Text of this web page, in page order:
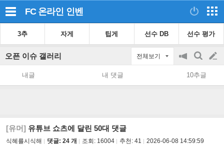
FC 온라인 인벤
3추 자게 팁게 선수 DB 선수 평가
오픈 이슈 갤러리 전체보기
공
지
on/off
검
색
글
쓰
내글 내 댓글 10추글
[유머] 유튜브 쇼츠에 달린 50대 댓글
식혜를시식해 댓글: 24 개 조회: 16004 추천: 41 2026-06-08 14:59:59